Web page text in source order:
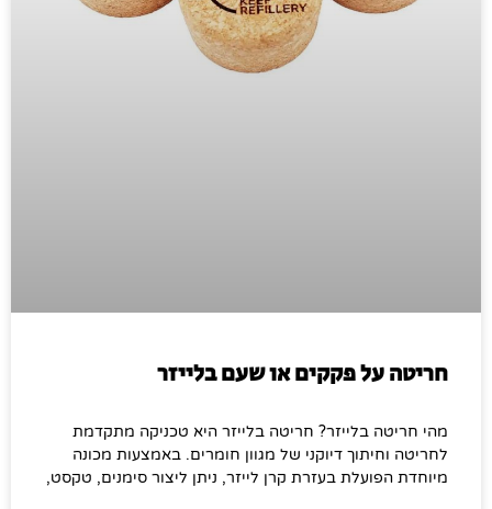
חריטה על פקקים או שעם בלייזר
מהי חריטה בלייזר? חריטה בלייזר היא טכניקה מתקדמת
לחריטה וחיתוך דיוקני של מגוון חומרים. באמצעות מכונה
מיוחדת הפועלת בעזרת קרן לייזר, ניתן ליצור סימנים, טקסט,